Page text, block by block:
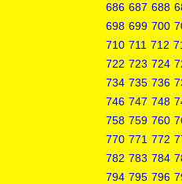
686 687 688
698 699 700
710 711 712
722 723 724
734 735 736
746 747 748
758 759 760
770 771 772
782 783 784
794 795 796